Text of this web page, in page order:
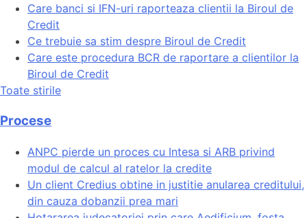
Care banci si IFN-uri raporteaza clientii la Biroul de
Credit
Ce trebuie sa stim despre Biroul de Credit
Care este procedura BCR de raportare a clientilor la
Biroul de Credit
Toate stirile
Procese
ANPC pierde un proces cu Intesa si ARB privind
modul de calcul al ratelor la credite
Un client Credius obtine in justitie anularea creditului,
din cauza dobanzii prea mari